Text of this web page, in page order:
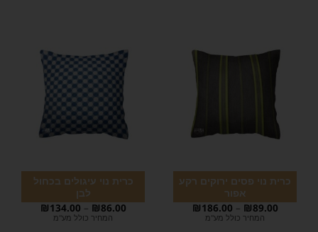
כרית נוי פסים ירוקים רקע
אפור
₪89.00
–
₪186.00
המחיר כולל מע"מ
כרית נוי עיגולים בכחול
לבן
₪86.00
–
₪134.00
המחיר כולל מע"מ